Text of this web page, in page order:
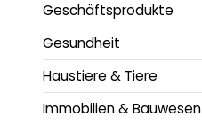
Geschäftsprodukte
Gesundheit
Haustiere & Tiere
Immobilien & Bauwesen